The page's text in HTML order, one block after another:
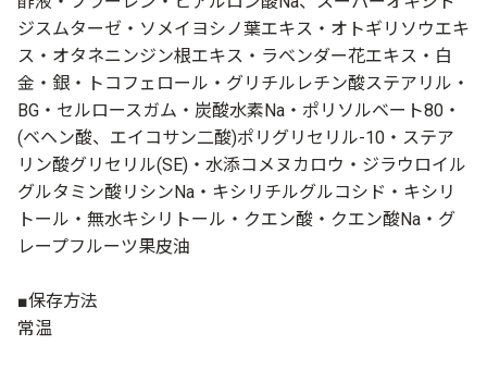
ジスムターゼ・ソメイヨシノ葉エキス・オトギリソウエキ
ス・オタネニンジン根エキス・ラベンダー花エキス・白
金・銀・トコフェロール・グリチルレチン酸ステアリル・
BG・セルロースガム・炭酸水素Na・ポリソルベート80・
(ベヘン酸、エイコサン二酸)ポリグリセリル-10・ステア
リン酸グリセリル(SE)・水添コメヌカロウ・ジラウロイル
グルタミン酸リシンNa・キシリチルグルコシド・キシリ
トール・無水キシリトール・クエン酸・クエン酸Na・グ
レープフルーツ果皮油
■保存方法
常温